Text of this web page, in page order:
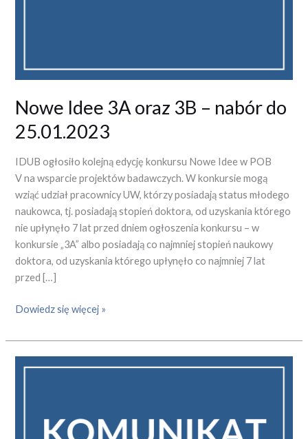
Nowe Idee 3A oraz 3B – nabór do
25.01.2023
IDUB ogłosiło kolejną edycję konkursu Nowe Idee w POB
V na wsparcie projektów badawczych. W konkursie mogą
wziąć udział pracownicy UW, którzy posiadają status młodego
naukowca, tj. posiadają stopień doktora, od uzyskania którego
nie upłynęło 7 lat przed dniem ogłoszenia konkursu – w
konkursie „3A” albo posiadają co najmniej stopień naukowy
doktora, od uzyskania którego upłynęło co najmniej 7 lat
przed […]
Dowiedz się więcej »
IDUB dofinansowanie
promocję